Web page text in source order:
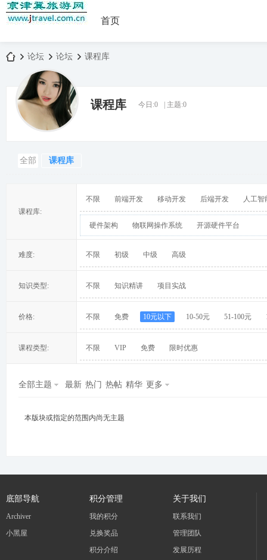
首页
»
论坛
›
论坛 课程库
课程库 今日:0 主题:0
全部 课程库
课程库:
不限 前端开发 移动开发 后端开发 人工智
硬件架构 物联网操作系统 开源硬件平台
难度: 不限 初级 中级 高级
知识类型: 不限 知识精讲 项目实战
价格: 不限 免费 10元以下 10-50元 51-100元
课程类型: 不限 VIP 免费 限时优惠
全部主题 最新 热门 热帖 精华 更多
本版块或指定的范围内尚无主题
底部导航
Archiver
小黑屋
积分管理
我的积分
兑换奖品
积分介绍
关于我们
联系我们
管理团队
发展历程